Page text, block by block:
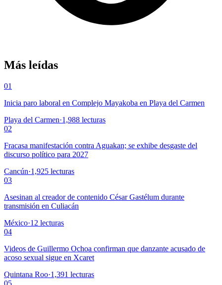
Más leídas
01
Inicia paro laboral en Complejo Mayakoba en Playa del Carmen
Playa del Carmen·1,988 lecturas
02
Fracasa manifestación contra Aguakan; se exhibe desgaste del
discurso político para 2027
Cancún·1,925 lecturas
03
Asesinan al creador de contenido César Gastélum durante
transmisión en Culiacán
México·12 lecturas
04
Videos de Guillermo Ochoa confirman que danzante acusado de
acoso sexual sigue en Xcaret
Quintana Roo·1,391 lecturas
05